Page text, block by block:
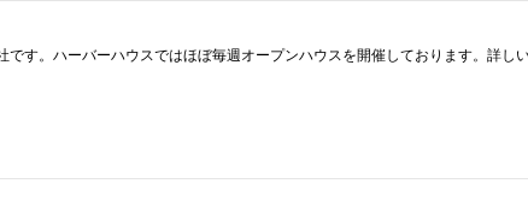
す。ハーバーハウスではほぼ毎週オープンハウスを開催しております。詳